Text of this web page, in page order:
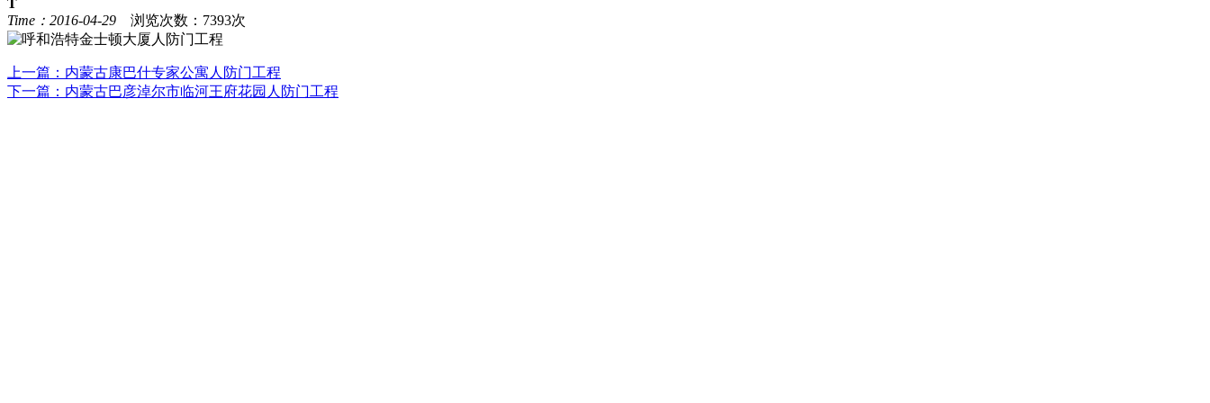
Time：2016-04-29
浏览次数：7393次
上一篇： 内蒙古康巴什专家公寓人防门工程
下一篇： 内蒙古巴彦淖尔市临河王府花园人防门工程